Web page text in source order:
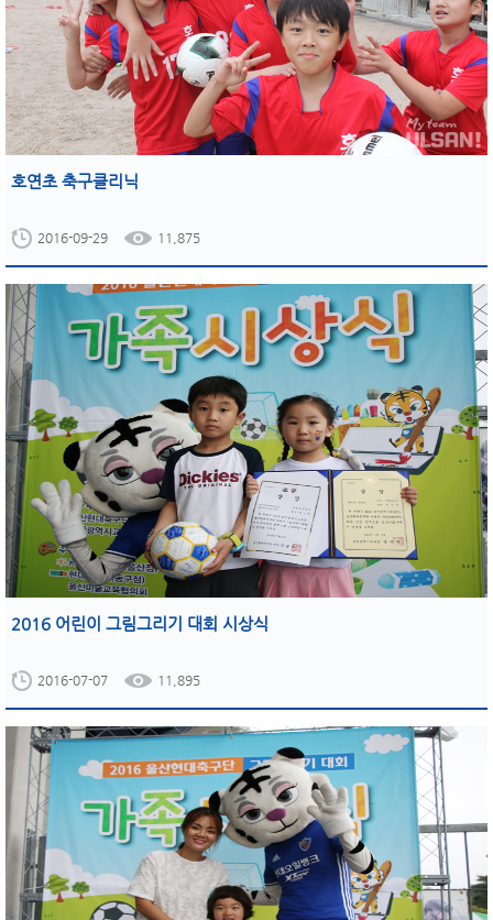
호연초 축구클리닉
2016-09-29 11,875
2016 어린이 그림그리기 대회 시상식
2016-07-07 11,895